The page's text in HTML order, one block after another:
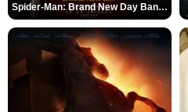
Spider-Man: Brand New Day Bande-annonce VO STFR